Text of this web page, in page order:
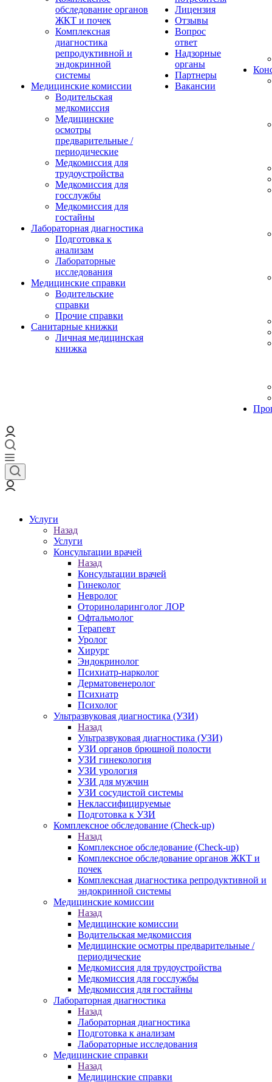
обследование органов
ЖКТ и почек
Комплексная
диагностика
репродуктивной и
эндокринной
системы
Медицинские комиссии
Водительская
медкомиссия
Медицинские
осмотры
предварительные /
периодические
Медкомиссия для
трудоустройства
Медкомиссия для
госслужбы
Медкомиссия для
гостайны
Лабораторная диагностика
Подготовка к
анализам
Лабораторные
исследования
Медицинские справки
Водительские
справки
Прочие справки
Санитарные книжки
Личная медицинская
книжка
Лицензия
Отзывы
Вопрос
ответ
Надзорные
органы
Партнеры
Вакансии
Услуги
Назад
Услуги
Консультации врачей
Назад
Консультации врачей
Гинеколог
Невролог
Оториноларинголог ЛОР
Офтальмолог
Терапевт
Уролог
Хирург
Эндокринолог
Психиатр-нарколог
Дерматовенеролог
Психиатр
Психолог
Ультразвуковая диагностика (УЗИ)
Назад
Ультразвуковая диагностика (УЗИ)
УЗИ органов брюшной полости
УЗИ гинекология
УЗИ урология
УЗИ для мужчин
УЗИ сосудистой системы
Неклассифицируемые
Подготовка к УЗИ
Комплексное обследование (Check-up)
Назад
Комплексное обследование (Check-up)
Комплексное обследование органов ЖКТ и
почек
Комплексная диагностика репродуктивной и
эндокринной системы
Медицинские комиссии
Назад
Медицинские комиссии
Водительская медкомиссия
Медицинские осмотры предварительные /
периодические
Медкомиссия для трудоустройства
Медкомиссия для госслужбы
Медкомиссия для гостайны
Лабораторная диагностика
Назад
Лабораторная диагностика
Подготовка к анализам
Лабораторные исследования
Медицинские справки
Назад
Медицинские справки